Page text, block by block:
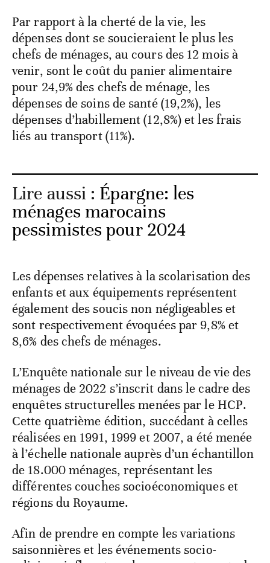
Par rapport à la cherté de la vie, les
dépenses dont se soucieraient le plus les
chefs de ménages, au cours des 12 mois à
venir, sont le coût du panier alimentaire
pour 24,9% des chefs de ménage, les
dépenses de soins de santé (19,2%), les
dépenses d’habillement (12,8%) et les frais
liés au transport (11%).
Lire aussi : Épargne: les
ménages marocains
pessimistes pour 2024
Les dépenses relatives à la scolarisation des
enfants et aux équipements représentent
également des soucis non négligeables et
sont respectivement évoquées par 9,8% et
8,6% des chefs de ménages.
L’Enquête nationale sur le niveau de vie des
ménages de 2022 s’inscrit dans le cadre des
enquêtes structurelles menées par le HCP.
Cette quatrième édition, succédant à celles
réalisées en 1991, 1999 et 2007, a été menée
à l’échelle nationale auprès d’un échantillon
de 18.000 ménages, représentant les
différentes couches socioéconomiques et
régions du Royaume.
Afin de prendre en compte les variations
saisonnières et les événements socio-